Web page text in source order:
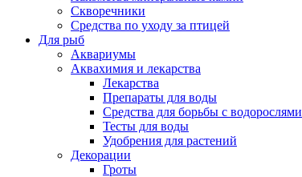
Скворечники
Средства по уходу за птицей
Для рыб
Аквариумы
Аквахимия и лекарства
Лекарства
Препараты для воды
Средства для борьбы с водорослями
Тесты для воды
Удобрения для растений
Декорации
Гроты